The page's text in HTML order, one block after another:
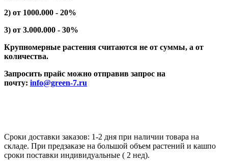
2) от 1000.000 - 20%
3) от 3.000.000 - 30%
Крупномерные растения считаются не от суммы, а от
количества.
Запросить прайс можно отправив запрос на
почту: info@green-7.ru
Сроки доставки заказов: 1-2 дня при наличии товара на
складе. При предзаказе на большой объем растений и кашпо
сроки поставки индивидуальные ( 2 нед).